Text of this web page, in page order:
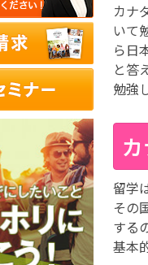
カナ
いて
ら日
と答
勉強
留学
その
する
基本